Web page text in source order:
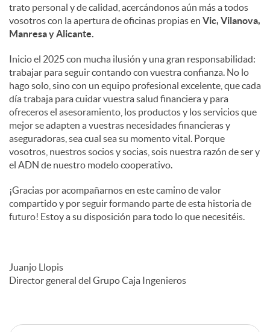
trato personal y de calidad, acercándonos aún más a todos
vosotros con la apertura de oficinas propias en Vic, Vilanova,
Manresa y Alicante.
Inicio el 2025 con mucha ilusión y una gran responsabilidad:
trabajar para seguir contando con vuestra confianza. No lo
hago solo, sino con un equipo profesional excelente, que cada
día trabaja para cuidar vuestra salud financiera y para
ofreceros el asesoramiento, los productos y los servicios que
mejor se adapten a vuestras necesidades financieras y
aseguradoras, sea cual sea su momento vital. Porque
vosotros, nuestros socios y socias, sois nuestra razón de ser y
el ADN de nuestro modelo cooperativo.
¡Gracias por acompañarnos en este camino de valor
compartido y por seguir formando parte de esta historia de
futuro! Estoy a su disposición para todo lo que necesitéis.
Juanjo Llopis
Director general del Grupo Caja Ingenieros